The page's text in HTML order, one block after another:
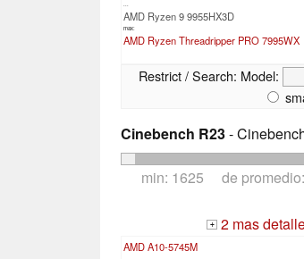
AMD Ryzen 9 9955HX3D
max:
AMD Ryzen Threadripper PRO 7995WX
Restrict / Search: Model:
Cinebench R23-
min: 1625 de
+ 2 mas
AMD A10-5745M